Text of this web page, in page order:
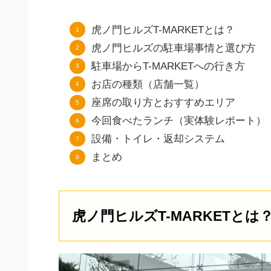
虎ノ門ヒルズT-MARKETとは？
虎ノ門ヒルズの駐車場事情と選び方
駐車場からT-MARKETへの行き方
お店の種類（店舗一覧）
座席の取り方とおすすめエリア
今回食べたランチ（実体験レポート）
設備・トイレ・返却システム
まとめ
虎ノ門ヒルズT-MARKETとは